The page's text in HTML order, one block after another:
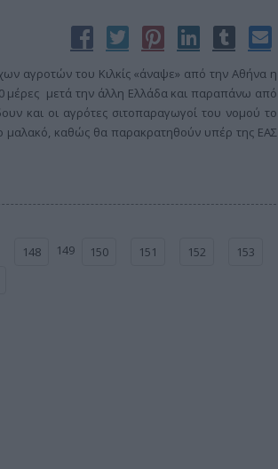
αγροτών του Κιλκίς «άναψε» από την Αθήνα η
μέρες μετά την άλλη Ελλάδα και παραπάνω από
και οι αγρότες σιτοπαραγωγοί του νομού το
μαλακό, καθώς θα παρακρατηθούν υπέρ της ΕΑΣ
148 149 150 151 152
153